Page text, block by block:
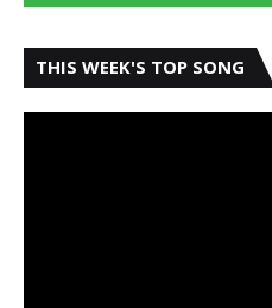
THIS WEEK'S TOP SONG